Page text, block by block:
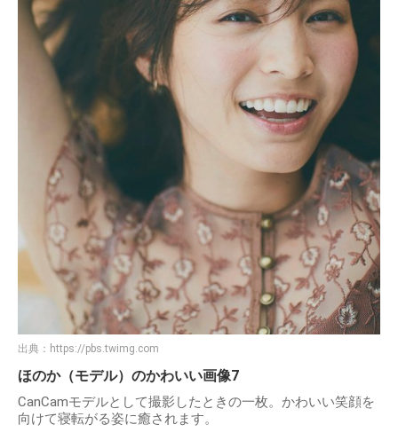
出典： https://pbs.twimg.com
ほのか（モデル）のかわいい画像7
CanCamモデルとして撮影したときの一枚。かわいい笑顔を
向けて寝転がる姿に癒されます。